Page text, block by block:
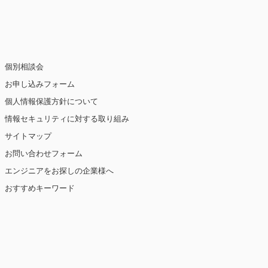
覧情報などをもとにユーザーの興味・関
用しています（ただし、個人を特定・識
個別相談会
お申し込みフォーム
個人情報保護方針について
情報セキュリティに対する取り組み
サイトマップ
お問い合わせフォーム
エンジニアをお探しの企業様へ
おすすめキーワード